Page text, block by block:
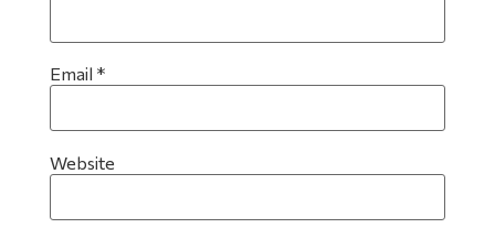
Email *
Website